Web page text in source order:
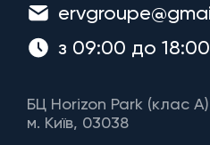
з 09:00 до 18:00
БЦ Horizon Park (клас
м. Київ, 03038